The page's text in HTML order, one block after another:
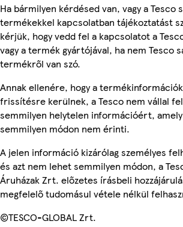
Ha bármilyen kérdésed van, vagy a Tesco
termékekkel kapcsolatban tájékoztatást
kérjük, hogy vedd fel a kapcsolatot a
vagy a termék gyártójával, ha nem Tesco
termékről van szó.
Annak ellenére, hogy a
frissítésre kerülnek, a Tesco nem vállal
semmilyen helytelen információért, amely
semmilyen módon nem érinti.
A jelen információ kizárólag személyes
és azt nem lehet semmilyen módon, a
Áruházak Zrt. előzetes írásbeli
megfelelő tudomásul vétele nélkül
©TESCO-GLOBAL Zrt.